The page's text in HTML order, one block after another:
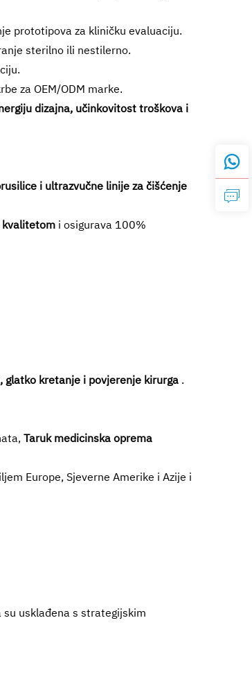
prototipova za kliničku evaluaciju.
sterilno ili nestilerno.
za OEM/ODM marke.
dizajna, učinkovitost troškova i
i ultrazvučne linije za čišćenje
kvalitetom i osigurava 100%
glatko kretanje i povjerenje kirurga .
Taruk medicinska oprema
Europe, Sjeverne Amerike i Azije i
su usklađena s strategijskim